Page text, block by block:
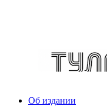
Об издании